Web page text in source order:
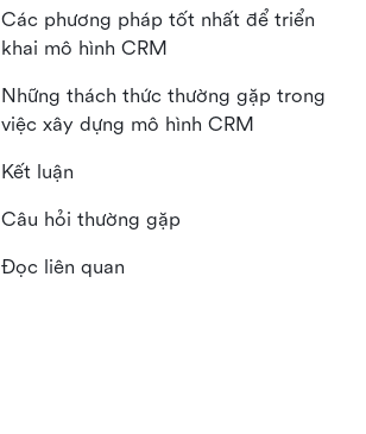
Các phương pháp tốt nhất để triển
khai mô hình CRM
Những thách thức thường gặp trong
việc xây dựng mô hình CRM
Kết luận
Câu hỏi thường gặp
Đọc liên quan